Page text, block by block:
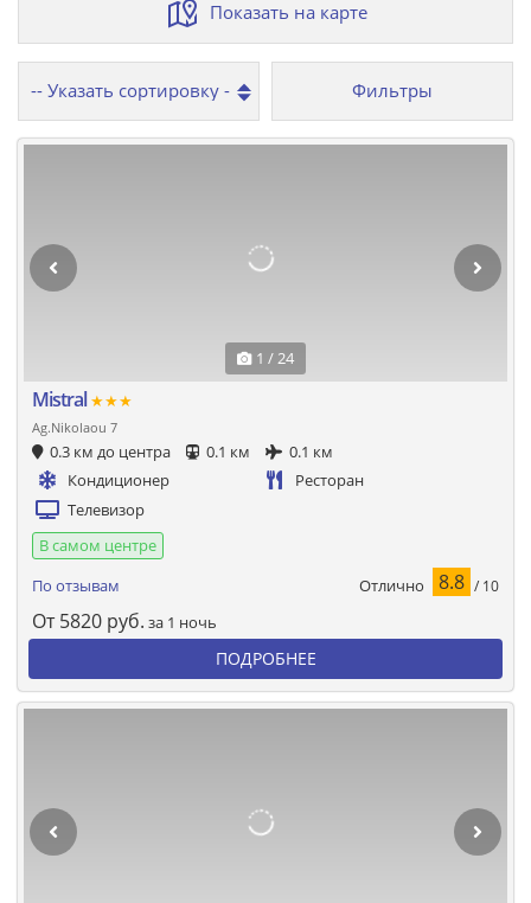
Показать на карте
Фильтры
1 / 24
Mistral★★★
Ag.Nikolaou 7
0.3 км до центра 0.1 км
0.1 км
Кондиционер
Ресторан
Телевизор
В самом центре
По отзывам
Отлично 8.8 / 10
От 5820 руб. за 1 ночь
ПОДРОБНЕЕ